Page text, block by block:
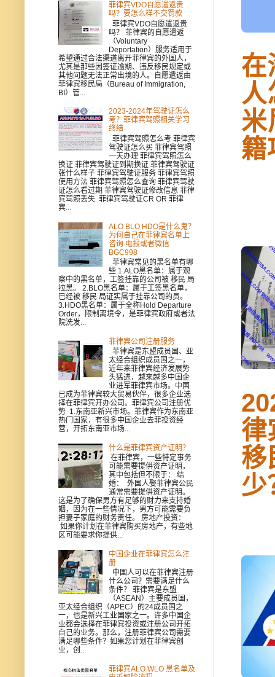
在
人
米
籍
律
移
少
菲律宾VDO自愿遣返贵
吗？要怎么样不交罚款
菲律宾VDO自愿遣返贵
吗？ 菲律宾的自愿遣返
（Voluntary
Deportation）服务适用于
希望通过合法渠道离开菲律宾的外国人，
尤其是那些因签证逾期、违反移民规定或
其他问题无法正常出境的人。自愿遣返由
菲律宾移民局（Bureau of Immigration,
BI）管...
2023-2024年驾驶证怎么
考？菲律宾驾照相关学习
终结
菲律宾驾照怎么考 菲律宾
驾驶证怎么买 菲律宾驾照
一天办理 菲律宾驾照怎么
换证 菲律宾驾驶证到期换证 菲律宾驾驶证
张什么样子 菲律宾驾驶证服务 菲律宾驾照
使用方法 菲律宾驾照怎么查询 菲律宾驾驶
证怎么看过期 菲律宾驾驶证修改信息 菲律
宾驾照丢失 菲律宾驾驶证CR OR 菲律
宾...
ALO BLO HDO是什么鬼？
为何自己在菲律宾名单上
咨询 电报或者微信
BGC998
菲律宾常见的黑名单有哪
些 1.ALO黑名单：属于观
察中的黑名单，工签挂靠的公司被 移民 局
拉黑。 2.BLO黑名单：属于工签黑名单，
已经被 移民 局证实属于挂靠公司的员。
3.HDO黑名单：属于全称Hold Departure
Order，限制离境令，是菲律宾政府或者法
院洗发...
菲律宾公司注册服务
菲律宾是东盟成员国、亚
太经合组织成员国之一，
近年来菲律宾经济发展势
头猛进，越来越多中国企
业进军菲律宾市场。中国
已成为菲律宾较大贸易伙伴，很多企业选
择在菲律宾开办公司。菲律宾公司注册优
势 1.东南亚新兴市场。菲律宾作为东南亚
热门国家，有很多中国企业去菲投资经
营，开拓东南亚市场...
什么是菲律宾资产证明？
在菲律宾，一些特定事务
可能需要提供资产证明，
其中包括但不限于： 结
婚： 外国人娶菲律宾公民
通常需要提供资产证明。
这是为了确保男方有足够的财力来支持婚
姻，因为在一些情况下，男方可能需要负
担妻子家庭的财务责任。 房地产投资：
如果你计划在菲律宾购买房地产，有些地
区可能要求你提供...
中国企业在菲律宾怎么注
册
中国人可以在菲律宾注册
什么公司？需要满足什么
条件？ 菲律宾是东盟
（ASEAN）主要成员国，
亚太经合组织（APEC）的24成员国之
一，也是新兴工业国家之一。许多中国企
业都会选择在菲律宾投资或注册公司开拓
自己的业务。那么，注册菲律宾公司需要
满足哪些条件？如果您计划在菲律宾创
业，创...
菲律宾ALO WLO 黑名单及